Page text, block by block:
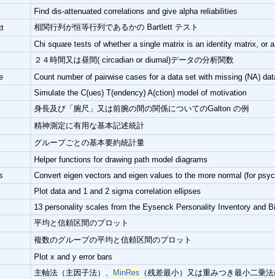
Find dis-attenuated correlations and give alpha reliabilities
相関行列が恒等行列であるかの Bartlett テスト
Chi square tests of whether a single matrix is an identity matrix, or
２４時間又は昼間( circadian or diurnal)データの分析関数
Count number of pairwise cases for a data set with missing (NA)
Simulate the C(ues) T(endency) A(ction) model of motivation
身長及び「腕尺」又は前腕の間の関係についてのGalton の例
精神測定に有用な基本記述統計
グループごとの基本要約統計量
Helper functions for drawing path model diagrams
Convert eigen vectors and eigen values to the more normal (for
Plot data and 1 and 2 sigma correlation ellipses
13 personality scales from the Eysenck Personality Inventory and
平均と信頼区間のプロット
複数のグループの平均と信頼区間のプロット
Plot x and y error bars
主軸法（主因子法）、 MinRes （残差最小）又は重みつき最小二乗